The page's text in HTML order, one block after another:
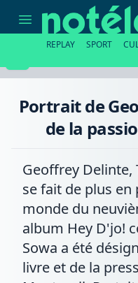
Geoffrey
BD,
passion
REPLAY SPORT
Portrait de
de la
Geoffrey
se fait de plus
monde du
album Hey D'jo!
Sowa a été
livre et de la